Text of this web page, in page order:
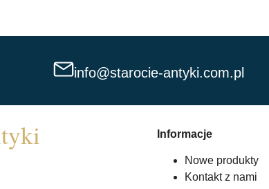
info@starocie-antyki.com.pl
Informacje
Nowe produkty
Kontakt z nami